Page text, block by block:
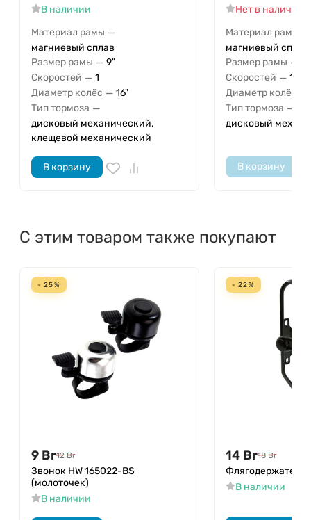
В наличии
Материал рамы —
магниевый сплав
Размер рамы — 9"
Скоростей — 1
Диаметр колёс — 16"
Тип тормоза —
дисковый механический,
клещевой механический
В корзину
Нет в наличии
Материал рамы
магниевый сплав
Размер рамы —
Скоростей — 1
Диаметр колёс
Тип тормоза —
дисковый
В корзину
С этим товаром также покупают
- 25%
9 Br12 Br
Звонок HW 165022-BS
(молоточек)
В наличии
- 22%
14 Br18 Br
Флягодержатель
В наличии